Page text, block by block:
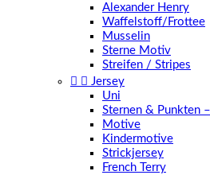
Alexander Henry
Waffelstoff/Frottee
Musselin
Sterne Motiv
Streifen / Stripes
  Jersey
Uni
Sternen & Punkten
Motive
Kindermotive
Strickjersey
French Terry